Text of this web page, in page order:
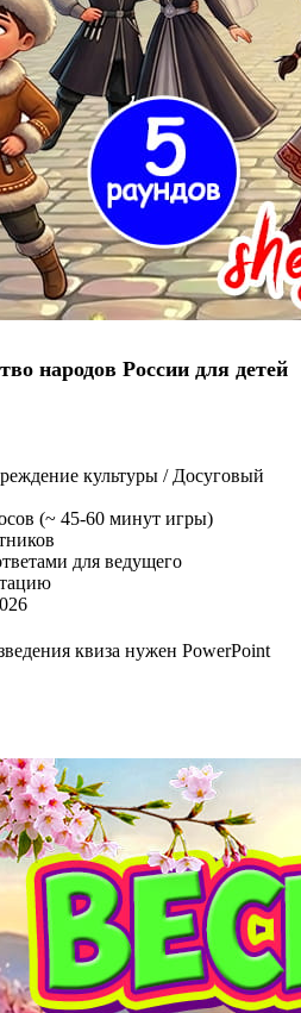
народов России для детей
культуры / Досуговый
(~ 45-60 минут игры)
для ведущего
квиза нужен PowerPoint